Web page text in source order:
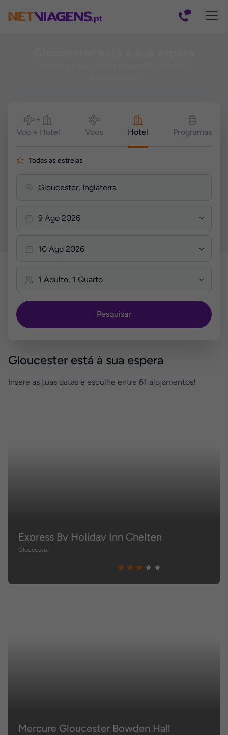
Pesquisar
Voo + Hotel Voos Hotel Programas
Todas as estrelas
Pesquisar
Gloucester está à sua espera
Insere as tuas datas e escolhe entre 61 alojamentos!
Express By Holiday Inn Chelten
Gloucester
Mercure Gloucester Bowden Hall